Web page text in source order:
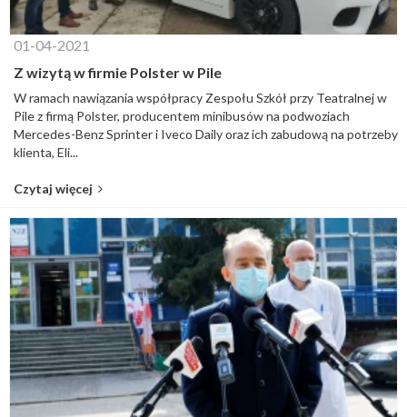
01-04-2021
Z wizytą w firmie Polster w Pile
W ramach nawiązania współpracy Zespołu Szkół przy Teatralnej w
Pile z firmą Polster, producentem minibusów na podwoziach
Mercedes-Benz Sprinter i Iveco Daily oraz ich zabudową na potrzeby
klienta, Eli...
Czytaj więcej